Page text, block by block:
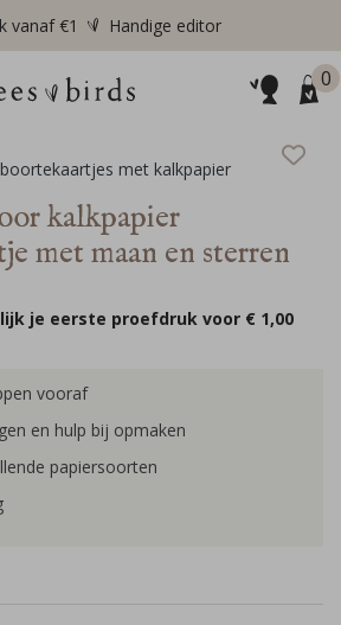
vanaf €1 Handige editor
0
met kalkpapier
kalkpapier
met maan en sterren
je eerste proefdruk voor € 1,00
vooraf
en hulp bij opmaken
papiersoorten